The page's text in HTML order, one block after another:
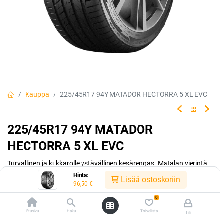
Hinta:
96,50 € Lisää ostoskoriin
Etusivu Haku
0
Toivelista Tili
Kauppa 225/45R17 94Y MATADOR HECTORRA 5 XL EVC
225/45R17 94Y MATADOR
HECTORRA 5 XL EVC
Turvallinen ja kukkarolle ystävällinen kesärengas. Matalan vierintä
vastuksen ansiosta ajat polttoainetta säästäen. Matador made by
Continental.
4050496003388 Tuotekoodi:242178
96,50€